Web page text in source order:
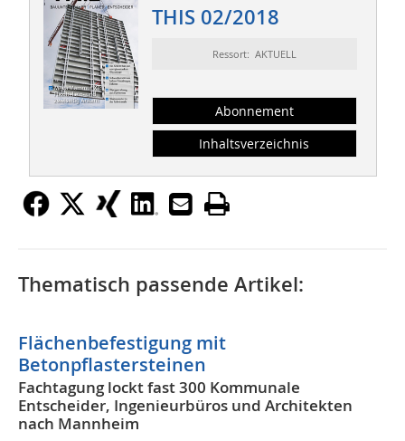
THIS 02/2018
Ressort: AKTUELL
Abonnement
Inhaltsverzeichnis
Thematisch passende Artikel:
Flächenbefestigung mit
Betonpflastersteinen
Fachtagung lockt fast 300 Kommunale
Entscheider, Ingenieurbüros und Architekten
nach Mannheim